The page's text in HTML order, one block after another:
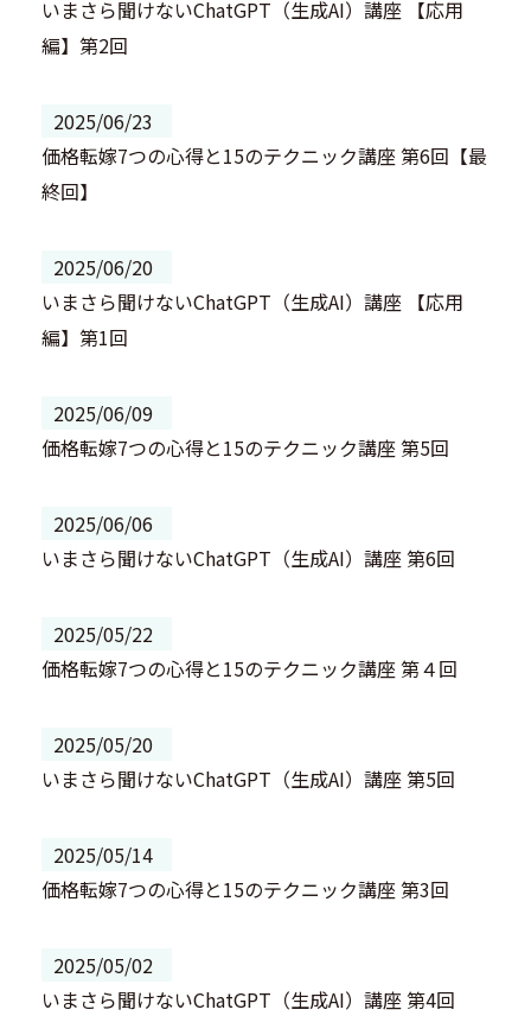
いまさら聞けないChatGPT（生成AI）講座 【応用
編】第2回
2025/06/23
価格転嫁7つの心得と15のテクニック講座 第6回【最
終回】
2025/06/20
いまさら聞けないChatGPT（生成AI）講座 【応用
編】第1回
2025/06/09
価格転嫁7つの心得と15のテクニック講座 第5回
2025/06/06
いまさら聞けないChatGPT（生成AI）講座 第6回
2025/05/22
価格転嫁7つの心得と15のテクニック講座 第４回
2025/05/20
いまさら聞けないChatGPT（生成AI）講座 第5回
2025/05/14
価格転嫁7つの心得と15のテクニック講座 第3回
2025/05/02
いまさら聞けないChatGPT（生成AI）講座 第4回